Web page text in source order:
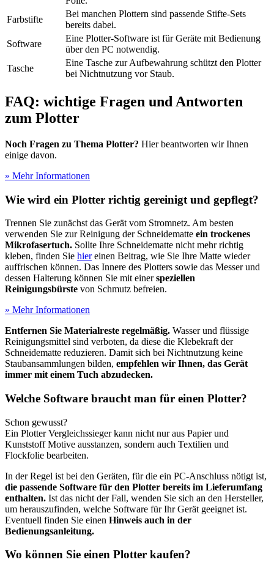
Farbstifte
Bei manchen Plottern sind passende Stifte-Sets
bereits dabei.
Software
Eine Plotter-Software ist für Geräte mit Bedienung
über den PC notwendig.
Tasche
Eine Tasche zur Aufbewahrung schützt den Plotter
bei Nichtnutzung vor Staub.
FAQ: wichtige Fragen und Antworten
zum Plotter
Noch Fragen zu Thema Plotter? Hier beantworten wir Ihnen
einige davon.
» Mehr Informationen
Wie wird ein Plotter richtig gereinigt und gepflegt?
Trennen Sie zunächst das Gerät vom Stromnetz. Am besten
verwenden Sie zur Reinigung der Schneidematte ein trockenes
Mikrofasertuch. Sollte Ihre Schneidematte nicht mehr richtig
kleben, finden Sie hiereinen Beitrag, wie Sie Ihre Matte wieder
auffrischen können. Das Innere des Plotters sowie das Messer und
dessen Halterung können Sie mit einerspeziellen
Reinigungsbürste von Schmutz befreien.
» Mehr Informationen
Entfernen Sie Materialreste regelmäßig. Wasser und flüssige
Reinigungsmittel sind verboten, da diese die Klebekraft der
Schneidematte reduzieren. Damit sich bei Nichtnutzung keine
Staubansammlungen bilden, empfehlen wir Ihnen, das Gerät
immer mit einem Tuch abzudecken.
Welche Software braucht man für einen Plotter?
Schon gewusst?
Ein Plotter Vergleichssieger kann nicht nur aus Papier und
Kunststoff Motive ausstanzen, sondern auch Textilien und
Flockfolie bearbeiten.
In der Regel ist bei den Geräten, für die ein PC-Anschluss nötigt ist,
die passende Software für den Plotter bereits im Lieferumfang
enthalten. Ist das nicht der Fall, wenden Sie sich an den Hersteller,
um herauszufinden, welche Software für Ihr Gerät geeignet ist.
Eventuell finden Sie einen Hinweis auch in der
Bedienungsanleitung.
Wo können Sie einen Plotter kaufen?